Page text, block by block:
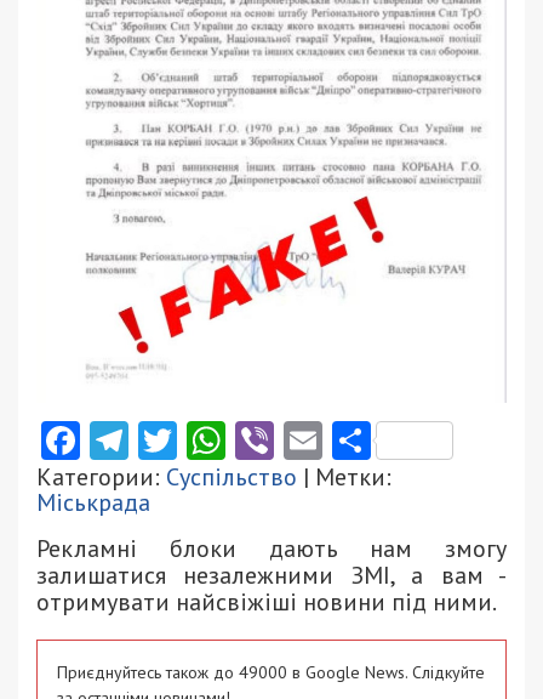
Facebook
Telegram
Twitter
WhatsApp
ViberEmail
Категории: Суспільство | Метки:
Міськрада
Рекламні блоки дають нам змогу
залишатися незалежними ЗМІ, а вам -
отримувати найсвіжіші новини під ними.
Приєднуйтесь також до 49000 в Google News. Слідкуйте